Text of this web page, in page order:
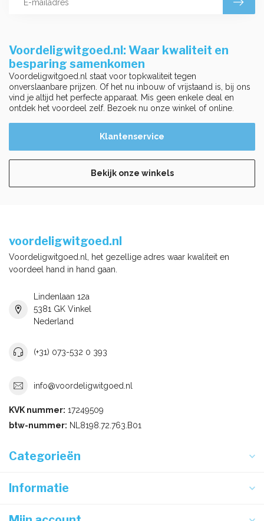
Voordeligwitgoed.nl: Waar kwaliteit en
besparing samenkomen
Voordeligwitgoed.nl staat voor topkwaliteit tegen
onverslaanbare prijzen. Of het nu inbouw of vrijstaand is, bij ons
vind je altijd het perfecte apparaat. Mis geen enkele deal en
ontdek het voordeel zelf. Bezoek nu onze winkel of online.
Klantenservice
Bekijk onze winkels
voordeligwitgoed.nl
Voordeligwitgoed.nl, het gezellige adres waar kwaliteit en
voordeel hand in hand gaan.
Lindenlaan 12a
5381 GK Vinkel
Nederland
(+31) 073-532 0 393
info@voordeligwitgoed.nl
KVK nummer: 17249509
btw-nummer: NL8198.72.763.B01
Categorieën
Informatie